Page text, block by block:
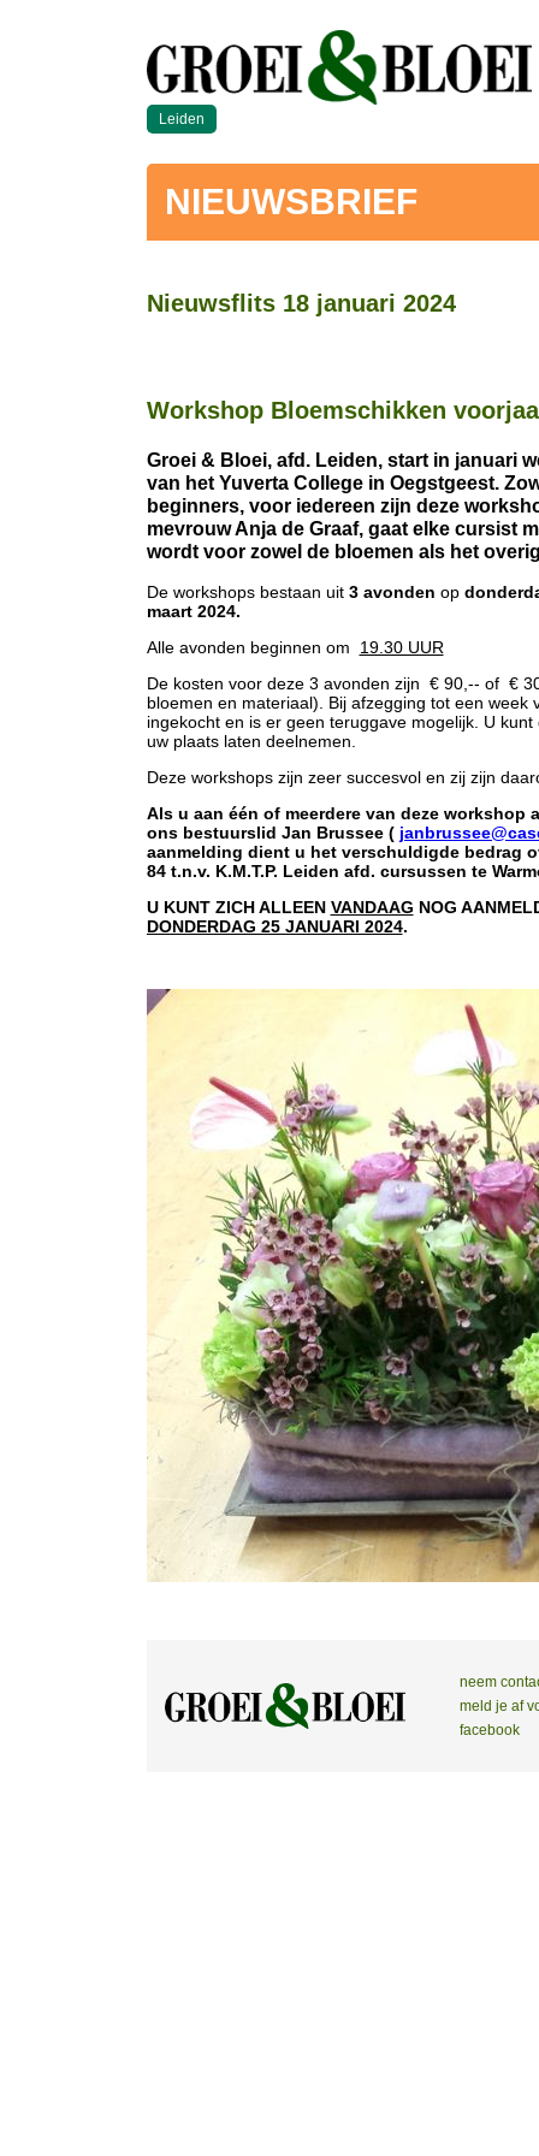
Leiden
NIEUWSBRIEF
Nieuwsflits 18 januari 2024
Workshop Bloemschikken
Groei & Bloei, afd. Leiden, start in januari
van het Yuverta College in Oegstgeest.
beginners, voor iedereen zijn deze
mevrouw Anja de Graaf, gaat elke cursist
wordt voor zowel de bloemen als het
De workshops bestaan uit 3 avonden op
maart 2024.
Alle avonden beginnen om 19.30 UUR
De kosten voor deze 3 avonden zijn € 90,-- of €
bloemen en materiaal). Bij afzegging tot een
ingekocht en is er geen teruggave mogelijk. U
uw plaats laten deelnemen.
Deze workshops zijn zeer succesvol en zij zijn
Als u aan één of meerdere van deze
ons bestuurslid Jan Brussee (
aanmelding dient u het verschuldigde bedrag
84 t.n.v. K.M.T.P. Leiden afd. cursussen te
U KUNT ZICH ALLEEN VANDAAG NOG
DONDERDAG 25 JANUARI 2024.
neem
meld je af
facebook